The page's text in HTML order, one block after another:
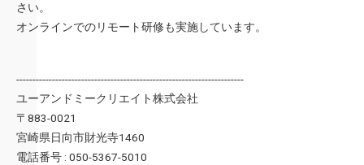
さい。
オンラインでのリモート研修も実施しています。
----------------------------------------------------------------------
ユーアンドミークリエイト株式会社
〒883-0021
宮崎県日向市財光寺1460
電話番号 : 050-5367-5010